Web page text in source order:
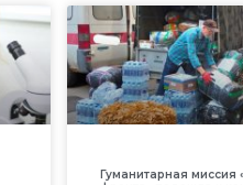
Гуманитарная миссия